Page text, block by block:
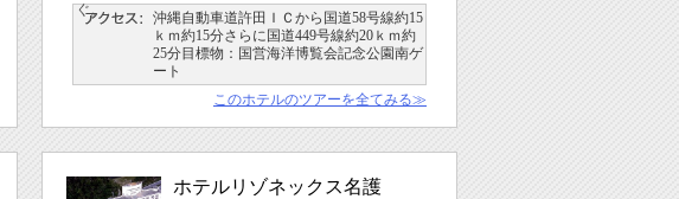
ぐ。
沖縄自動車道許田ＩＣから国道58号線約15
ｋｍ約15分さらに国道449号線約20ｋｍ約
25分目標物：国営海洋博覧会記念公園南ゲ
ート
このホテルのツアーを全てみる≫
ホテルリゾネックス名護